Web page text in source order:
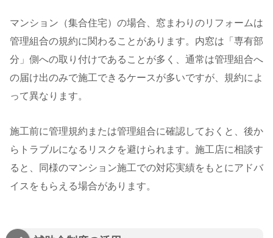
マンション（集合住宅）の場合、窓まわりのリフォームは
管理組合の規約に関わることがあります。内窓は「専有部
分」側への取り付けであることが多く、通常は管理組合へ
の届け出のみで施工できるケースが多いですが、規約によ
って異なります。
施工前に管理規約または管理組合に確認しておくと、後か
らトラブルになるリスクを避けられます。施工店に相談す
ると、同様のマンション施工での対応実績をもとにアドバ
イスをもらえる場合があります。